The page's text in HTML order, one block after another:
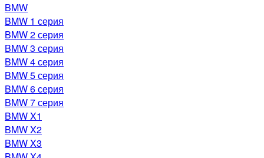
BMW
BMW 1 серия
BMW 2 серия
BMW 3 серия
BMW 4 серия
BMW 5 серия
BMW 6 серия
BMW 7 серия
BMW X1
BMW X2
BMW X3